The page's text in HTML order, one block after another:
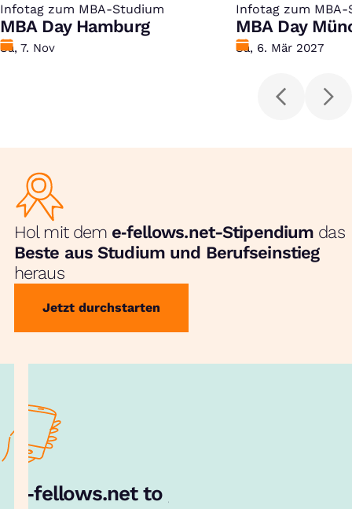
Infotag zum MBA-Studium
:
MBA Day Hamburg
Datum
Sa, 7. Nov
Infotag zum
:
MBA Day
Datum
Sa, 6. Mär 2027
Hol mit dem e‑fellows.net-Stipendium das
Beste aus Studium und Berufseinstieg
heraus
Jetzt durchstarten
e‑fellows.net to go: